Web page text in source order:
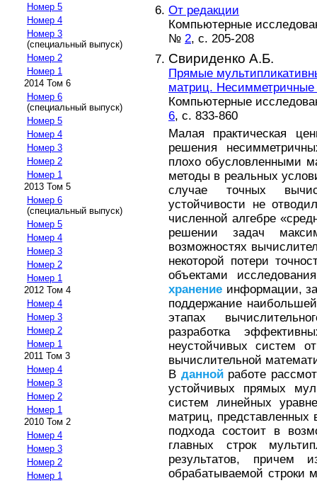
Номер 5
Номер 4
Номер 3
(специальный выпуск)
Номер 2
Номер 1
2014 Том 6
Номер 6
(специальный выпуск)
Номер 5
Номер 4
Номер 3
Номер 2
Номер 1
2013 Том 5
Номер 6
(специальный выпуск)
Номер 5
Номер 4
Номер 3
Номер 2
Номер 1
2012 Том 4
Номер 4
Номер 3
Номер 2
Номер 1
2011 Том 3
Номер 4
Номер 3
Номер 2
Номер 1
2010 Том 2
Номер 4
Номер 3
Номер 2
Номер 1
От редакции
Компьютерные
№ 2, с. 205-208
Свириденко А.Б.
Прямые
матриц.
Компьютерные
6, с. 833-860
Малая практическая
решения
плохо обусловленными
методы в реальных
случае точных
устойчивости не
численной алгебре
решении задач
возможностях
некоторой потери
объектами
хранение информации,
поддержание
этапах
разработка
неустойчивых систем
вычислительной
В даннойработе
устойчивых прямых
систем линейных
матриц,
подхода состоит в
главных строк
результатов, причем
обрабатываемой строки